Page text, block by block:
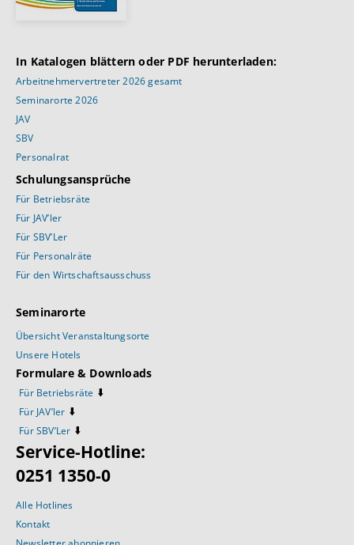
In Katalogen blättern oder PDF herunterladen:
Arbeitnehmervertreter 2026 gesamt
Seminarorte 2026
JAV
SBV
Personalrat
Schulungsansprüche
Für Betriebsräte
Für JAV’ler
Für SBV’Ler
Für Personalräte
Für den Wirtschaftsausschuss
Seminarorte
Übersicht Veranstaltungsorte
Unsere Hotels
Formulare & Downloads
Für Betriebsräte ⬇️
Für JAV’ler ⬇️
Für SBV’Ler ⬇️
Service-Hotline:
0251 1350-0
Alle Hotlines
Kontakt